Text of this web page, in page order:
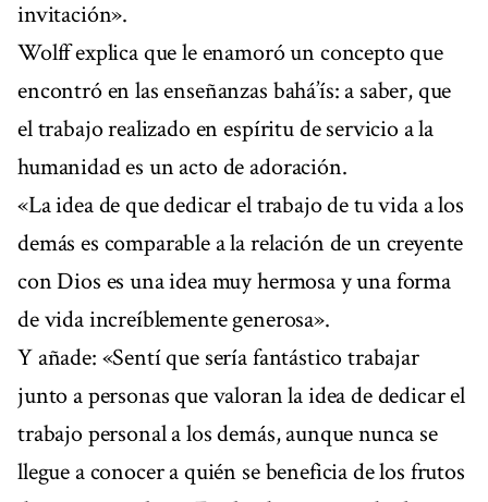
invitación».
Wolff explica que le enamoró un concepto que
encontró en las enseñanzas bahá’ís: a saber, que
el trabajo realizado en espíritu de servicio a la
humanidad es un acto de adoración.
«La idea de que dedicar el trabajo de tu vida a los
demás es comparable a la relación de un creyente
con Dios es una idea muy hermosa y una forma
de vida increíblemente generosa».
Y añade: «Sentí que sería fantástico trabajar
junto a personas que valoran la idea de dedicar el
trabajo personal a los demás, aunque nunca se
llegue a conocer a quién se beneficia de los frutos